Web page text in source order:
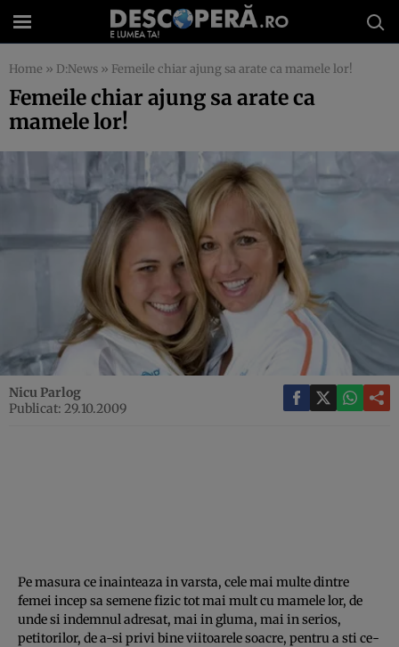
Home » D:News » Femeile chiar ajung sa arate ca mamele lor!
Femeile chiar ajung sa arate ca
mamele lor!
Nicu Parlog
Publicat: 29.10.2009
Pe masura ce inainteaza in varsta, cele mai multe dintre
femei incep sa semene fizic tot mai mult cu mamele lor, de
unde si indemnul adresat, mai in gluma, mai in serios,
petitorilor, de a-si privi bine viitoarele soacre, pentru a sti ce-